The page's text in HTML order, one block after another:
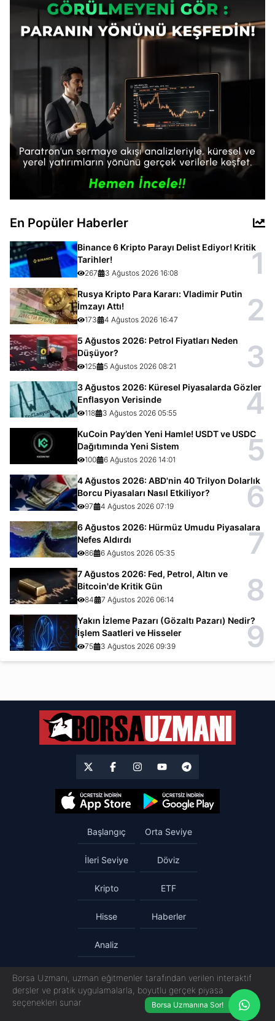
En Popüler Haberler
Binance 6 Kripto Parayı Delist Ediyor! Kritik
Tarihler!
267 3 Ağustos 2026 16:08 1
Rusya Kripto Para Kararı: Vladimir Putin
İmzayı Attı!
173 4 Ağustos 2026 16:47 2
5 Ağustos 2026: Petrol Fiyatları Neden
Düşüyor?
125 5 Ağustos 2026 08:21 3
3 Ağustos 2026: Küresel Piyasalarda Gözler
Enflasyon Verisinde
118 3 Ağustos 2026 05:55 4
KuCoin Pay’den Yeni Hamle! USDT ve USDC
Dağıtımında Yeni Sistem
100 6 Ağustos 2026 14:01 5
4 Ağustos 2026: ABD'nin 40 Trilyon Dolarlık
Borcu Piyasaları Nasıl Etkiliyor?
97 4 Ağustos 2026 07:19 6
6 Ağustos 2026: Hürmüz Umudu Piyasalara
Nefes Aldırdı
86 6 Ağustos 2026 05:35 7
7 Ağustos 2026: Fed, Petrol, Altın ve
Bitcoin'de Kritik Gün
84 7 Ağustos 2026 06:14 8
Yakın İzleme Pazarı (Gözaltı Pazarı) Nedir?
İşlem Saatleri ve Hisseler
75 3 Ağustos 2026 09:39 9
Başlangıç Orta Seviye
İleri Seviye Döviz
Kripto ETF
Hisse Haberler
Analiz
Borsa Uzmanı, uzman eğitmenler tarafından verilen interaktif
dersler ve pratik uygulamalarla, boyutlu gerçek piyasa
seçenekleri sunar
Borsa Uzmanına Sor!